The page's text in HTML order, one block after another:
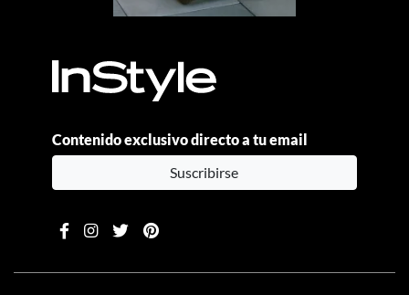
Contenido exclusivo directo a tu email
Suscribirse